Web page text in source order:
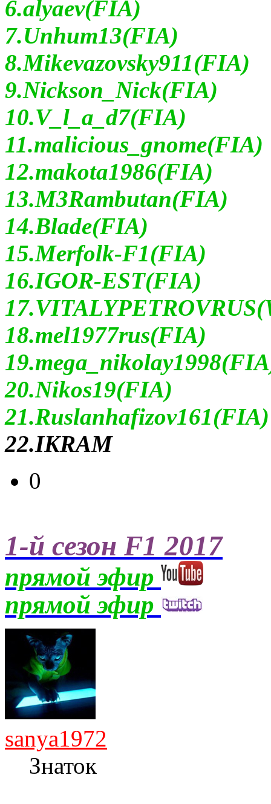
6.alyaev(FIA)
7.Unhum13(FIA)
8.Mikevazovsky911(FIA)
9.Nickson_Nick(FIA)
10.V_l_a_d7(FIA)
11.malicious_gnome(FIA)
12.makota1986(FIA)
13.M3Rambutan(FIA)
14.Blade(FIA)
15.Merfolk-F1(FIA)
16.IGOR-EST(FIA)
18.mel1977rus(FIA)
20.Nikos19(FIA)
21.Ruslanhafizov161(FIA)
22.IKRAM
0
1-й сезон F1 2017
прямой эфир
прямой эфир
sanya1972
Знаток